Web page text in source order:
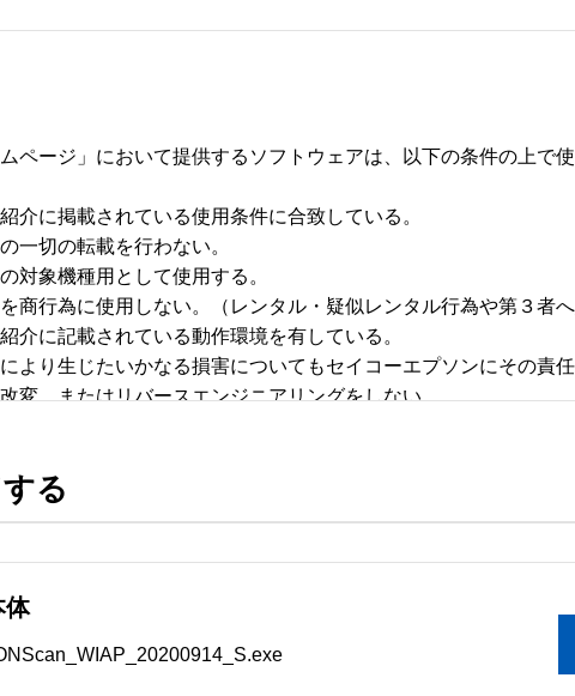
ムページ」において提供するソフトウェアは、以下の条件の上で
介に掲載されている使用条件に合致している。
一切の転載を行わない。
対象機種用として使用する。
商行為に使用しない。（レンタル・疑似レンタル行為や第３者
介に記載されている動作環境を有している。
より生じたいかなる損害についてもセイコーエプソンにその責
変、またはリバースエンジニアリングをしない。
ート
範囲
予告せず改良、変更することがあります。
る
体